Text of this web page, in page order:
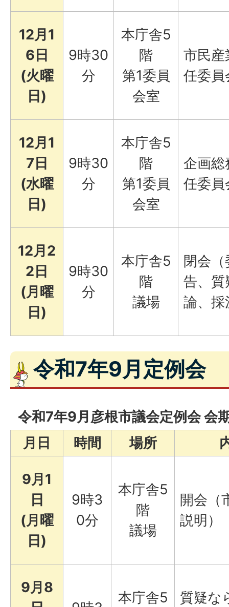
12月1
6日
(火曜
日)
9時30
分
本庁舎5
階
第1委員
会室
市民産
任委員
12月1
7日
(水曜
日)
9時30
分
本庁舎5
階
第1委員
会室
企画総
任委員
12月2
2日
(月曜
日)
9時30
分
本庁舎5
階
議場
閉会
告、質
論、採
令和7年9月定例会
令和7年9月彦根市議会定例会 会
月日
時間 場所
9月1
日
(月曜
日)
9時3
0分
本庁舎5
階
議場
開会（
説明）
9月8
本庁舎5 質疑な